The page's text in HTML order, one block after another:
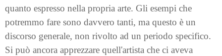
quanto espresso nella propria arte. Gli esempi che
potremmo fare sono davvero tanti, ma questo è un
discorso generale, non rivolto ad un periodo specifico.
Si può ancora apprezzare quell'artista che ci aveva